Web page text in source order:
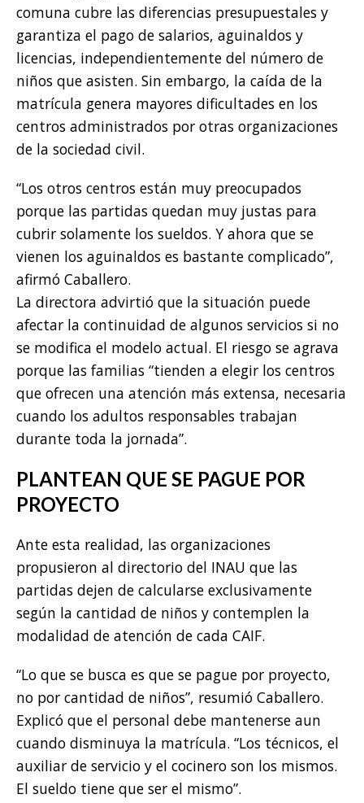
comuna cubre las diferencias presupuestales y
garantiza el pago de salarios, aguinaldos y
licencias, independientemente del número de
niños que asisten. Sin embargo, la caída de la
matrícula genera mayores dificultades en los
centros administrados por otras organizaciones
de la sociedad civil.
“Los otros centros están muy preocupados
porque las partidas quedan muy justas para
cubrir solamente los sueldos. Y ahora que se
vienen los aguinaldos es bastante complicado”,
afirmó Caballero.
La directora advirtió que la situación puede
afectar la continuidad de algunos servicios si no
se modifica el modelo actual. El riesgo se agrava
porque las familias “tienden a elegir los centros
que ofrecen una atención más extensa, necesaria
cuando los adultos responsables trabajan
durante toda la jornada”.
PLANTEAN QUE SE PAGUE POR
PROYECTO
Ante esta realidad, las organizaciones
propusieron al directorio del INAU que las
partidas dejen de calcularse exclusivamente
según la cantidad de niños y contemplen la
modalidad de atención de cada CAIF.
“Lo que se busca es que se pague por proyecto,
no por cantidad de niños”, resumió Caballero.
Explicó que el personal debe mantenerse aun
cuando disminuya la matrícula. “Los técnicos, el
auxiliar de servicio y el cocinero son los mismos.
El sueldo tiene que ser el mismo”.